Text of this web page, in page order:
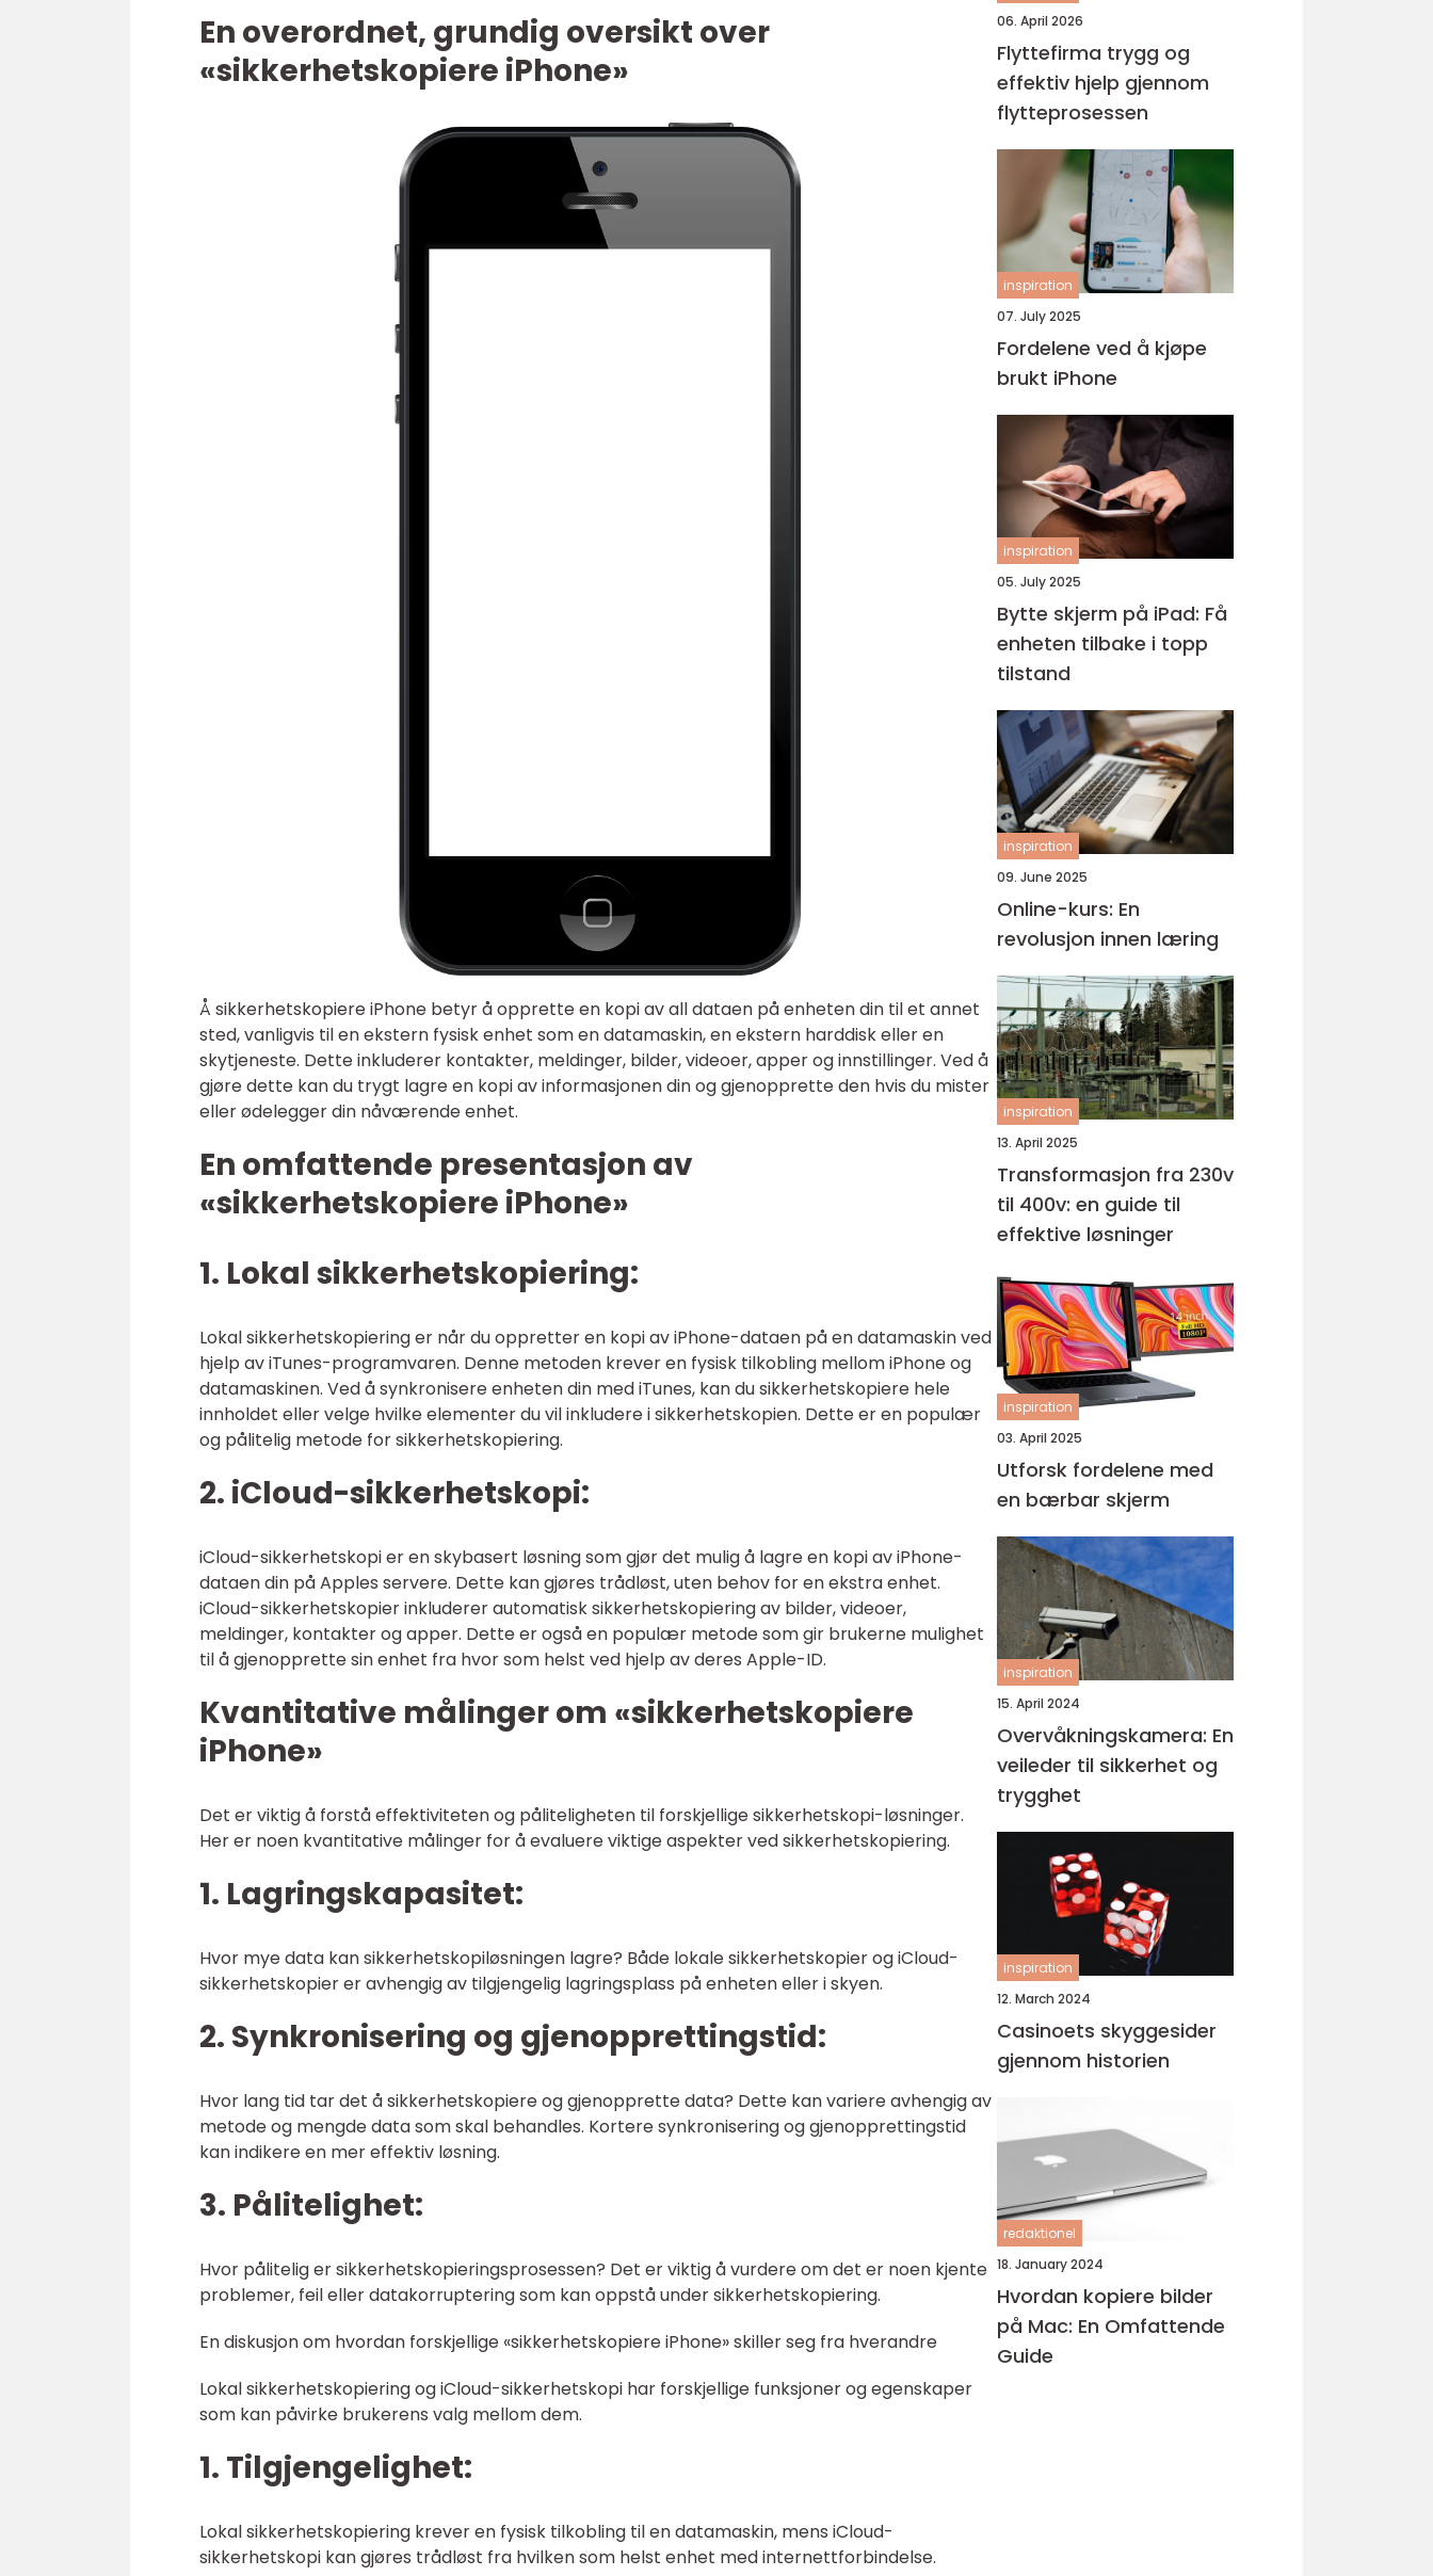
En overordnet, grundig oversikt over
«sikkerhetskopiere iPhone»
Å sikkerhetskopiere iPhone betyr å opprette en kopi av all dataen på enheten din til et annet
sted, vanligvis til en ekstern fysisk enhet som en datamaskin, en ekstern harddisk eller en
skytjeneste. Dette inkluderer kontakter, meldinger, bilder, videoer, apper og innstillinger. Ved å
gjøre dette kan du trygt lagre en kopi av informasjonen din og gjenopprette den hvis du mister
eller ødelegger din nåværende enhet.
En omfattende presentasjon av
«sikkerhetskopiere iPhone»
1. Lokal sikkerhetskopiering:
Lokal sikkerhetskopiering er når du oppretter en kopi av iPhone-dataen på en datamaskin ved
hjelp av iTunes-programvaren. Denne metoden krever en fysisk tilkobling mellom iPhone og
datamaskinen. Ved å synkronisere enheten din med iTunes, kan du sikkerhetskopiere hele
innholdet eller velge hvilke elementer du vil inkludere i sikkerhetskopien. Dette er en populær
og pålitelig metode for sikkerhetskopiering.
2. iCloud-sikkerhetskopi:
iCloud-sikkerhetskopi er en skybasert løsning som gjør det mulig å lagre en kopi av iPhone-
dataen din på Apples servere. Dette kan gjøres trådløst, uten behov for en ekstra enhet.
iCloud-sikkerhetskopier inkluderer automatisk sikkerhetskopiering av bilder, videoer,
meldinger, kontakter og apper. Dette er også en populær metode som gir brukerne mulighet
til å gjenopprette sin enhet fra hvor som helst ved hjelp av deres Apple-ID.
Kvantitative målinger om «sikkerhetskopiere
iPhone»
Det er viktig å forstå effektiviteten og påliteligheten til forskjellige sikkerhetskopi-løsninger.
Her er noen kvantitative målinger for å evaluere viktige aspekter ved sikkerhetskopiering.
1. Lagringskapasitet:
Hvor mye data kan sikkerhetskopiløsningen lagre? Både lokale sikkerhetskopier og iCloud-
sikkerhetskopier er avhengig av tilgjengelig lagringsplass på enheten eller i skyen.
2. Synkronisering og gjenopprettingstid:
Hvor lang tid tar det å sikkerhetskopiere og gjenopprette data? Dette kan variere avhengig av
metode og mengde data som skal behandles. Kortere synkronisering og gjenopprettingstid
kan indikere en mer effektiv løsning.
3. Pålitelighet:
Hvor pålitelig er sikkerhetskopieringsprosessen? Det er viktig å vurdere om det er noen kjente
problemer, feil eller datakorruptering som kan oppstå under sikkerhetskopiering.
En diskusjon om hvordan forskjellige «sikkerhetskopiere iPhone» skiller seg fra hverandre
Lokal sikkerhetskopiering og iCloud-sikkerhetskopi har forskjellige funksjoner og egenskaper
som kan påvirke brukerens valg mellom dem.
1. Tilgjengelighet:
Lokal sikkerhetskopiering krever en fysisk tilkobling til en datamaskin, mens iCloud-
sikkerhetskopi kan gjøres trådløst fra hvilken som helst enhet med internettforbindelse.
06. April 2026
Flyttefirma trygg og
effektiv hjelp gjennom
flytteprosessen
inspiration
07. July 2025
Fordelene ved å kjøpe
brukt iPhone
inspiration
05. July 2025
Bytte skjerm på iPad: Få
enheten tilbake i topp
tilstand
inspiration
09. June 2025
Online-kurs: En
revolusjon innen læring
inspiration
13. April 2025
Transformasjon fra 230v
til 400v: en guide til
effektive løsninger
inspiration
03. April 2025
Utforsk fordelene med
en bærbar skjerm
inspiration
15. April 2024
Overvåkningskamera: En
veileder til sikkerhet og
trygghet
inspiration
12. March 2024
Casinoets skyggesider
gjennom historien
redaktionel
18. January 2024
Hvordan kopiere bilder
på Mac: En Omfattende
Guide